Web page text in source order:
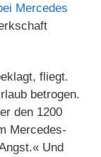
Mercedes
fliegt.
betrogen.
den 1200
Mercedes-
Und